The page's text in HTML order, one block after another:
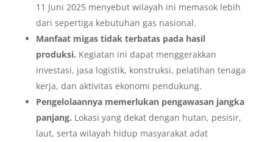
11 Juni 2025 menyebut wilayah ini memasok lebih
dari sepertiga kebutuhan gas nasional.
Manfaat migas tidak terbatas pada hasil
produksi. Kegiatan ini dapat menggerakkan
investasi, jasa logistik, konstruksi, pelatihan tenaga
kerja, dan aktivitas ekonomi pendukung.
Pengelolaannya memerlukan pengawasan jangka
panjang. Lokasi yang dekat dengan hutan, pesisir,
laut, serta wilayah hidup masyarakat adat